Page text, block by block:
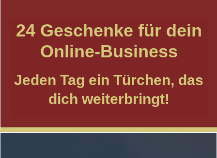
24 Geschenke für dein
Online-Business
Jeden Tag ein Türchen, das
dich weiterbringt!